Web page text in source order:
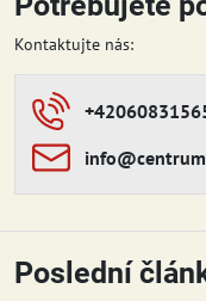
Kontaktujte nás:
Poslední